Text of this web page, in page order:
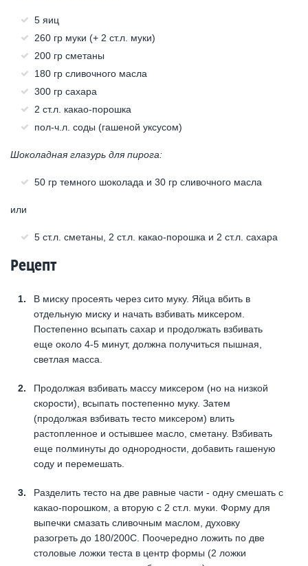
5 яиц
260 гр муки (+ 2 ст.л. муки)
200 гр сметаны
180 гр сливочного масла
300 гр сахара
2 ст.л. какао-порошка
пол-ч.л. соды (гашеной уксусом)
Шоколадная глазурь для пирога:
50 гр темного шоколада и 30 гр сливочного масла
или
5 ст.л. сметаны, 2 ст.л. какао-порошка и 2 ст.л. сахара
Рецепт
В миску просеять через сито муку. Яйца вбить в
отдельную миску и начать взбивать миксером.
Постепенно всыпать сахар и продолжать взбивать
еще около 4-5 минут, должна получиться пышная,
светлая масса.
Продолжая взбивать массу миксером (но на низкой
скорости), всыпать постепенно муку. Затем
(продолжая взбивать тесто миксером) влить
растопленное и остывшее масло, сметану. Взбивать
еще полминуты до однородности, добавить гашеную
соду и перемешать.
Разделить тесто на две равные части - одну смешать с
какао-порошком, а вторую с 2 ст.л. муки. Форму для
выпечки смазать сливочным маслом, духовку
разогреть до 180/200С. Поочередно ложить по две
столовые ложки теста в центр формы (2 ложки